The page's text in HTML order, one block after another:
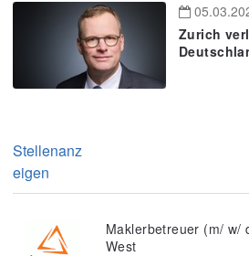
Zurich
Stellenanz
eigen
Maklerbetreuer (m/ w/
West